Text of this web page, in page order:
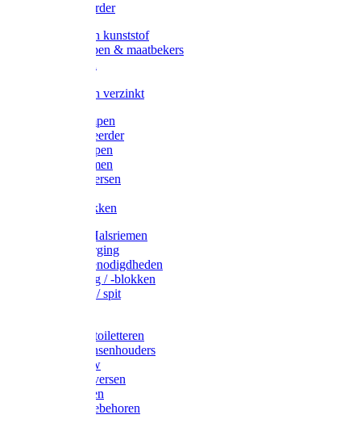
Uieronthaarder
Voerbakken kunststof
Voerscheppen & maatbekers
Voerbakken verzinkt
Warmtelampen
Staartcoupeerder
Biggenkappen
Neuskrammen
Varken diversen
Varkensbakken
Halsters / Halsriemen
Hoefverzorging
Lammer benodigdheden
Ramdektuig / -blokken
Vastzetpen / spit
Poetsen & toiletteren
Zadel-/Trensenhouders
Halstertouw
Halsters diversen
Hoofdstellen
Zadel & toebehoren